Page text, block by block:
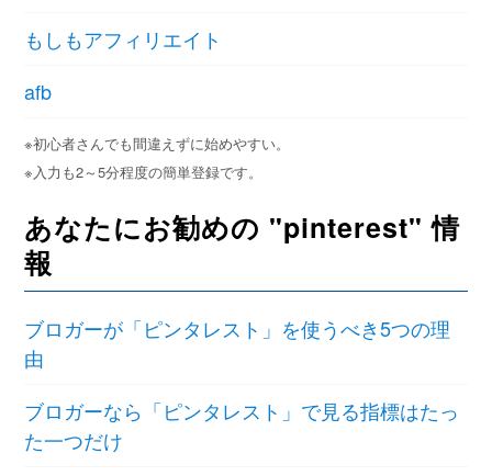
もしもアフィリエイト
afb
※初心者さんでも間違えずに始めやすい。
※入力も2～5分程度の簡単登録です。
あなたにお勧めの "pinterest" 情
報
ブロガーが「ピンタレスト」を使うべき5つの理
由
ブロガーなら「ピンタレスト」で見る指標はたっ
た一つだけ